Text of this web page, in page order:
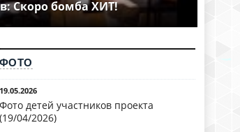
Скоро бомба ХИТ!
ФОТО
19.05.2026
Фото детей участников проекта
(19/04/2026)